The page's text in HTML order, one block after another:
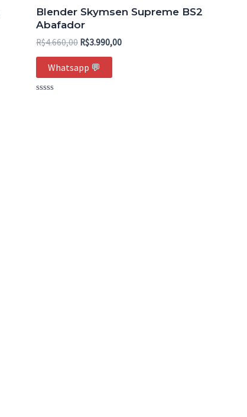
Blender Skymsen Supreme BS2
Abafador
R$4.660,00
R$4.660,00.
R$3.990,00
R$3.990,00.
Whatsapp 💬